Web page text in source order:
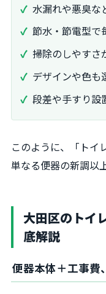
水漏れや悪臭な
節水・節電型で
掃除のしやすさ
デザインや色も
段差や手すり設
このように、「トイ
単なる便器の新調以
大田区のトイ
底解説
便器本体＋工事費